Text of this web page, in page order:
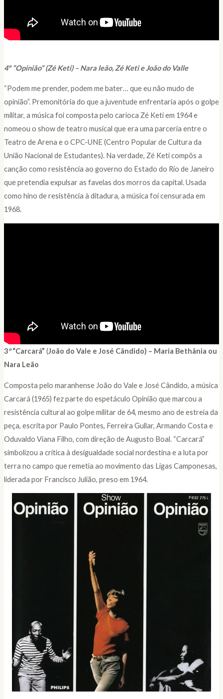
4º“Opinião” (Zé Keti) – Nara leão, Zé Keti e João do Valle
“Podem me prender, podem me bater… que eu não mudo de
opinião”. Premonitória do que a juventude enfrentaria após o golpe
militar, a música foi composta pelo carioca Zé Keti em 1964 e
nomeou o show de teatro musical que era uma parceria entre o
Teatro de Arena e o CPC-UNE (Centro Popular de Cultura da
União Nacional de Estudantes). Na verdade, Zé Keti compôs a
canção como resistência ao governo do Estado do Rio de Janeiro
que pretendia expulsar as favelas dos morros da capital. Usada
como hino de resistência à ditadura, a música foi censurada em
1968.
3º “Carcará” (João do Vale e José Cândido) – Maria Bethânia ou
Nara Leão
Composta pelo maranhense João do Vale e José Cândido, a música
Carcará (1965) fez parte do espetáculo Opinião que marcou a
resistência cultural ao golpe militar de 64, mesmo ano de estreia da
peça, escrita por Paulo Pontes, Ferreira Gullar, Armando Costa e
Oduvaldo Viana Filho, com direção de Augusto Boal. “Carcará”
simbolizou a crítica à desigualdade social nordestina e a luta por
terra no campo que remetia ao movimento das Ligas Camponesas,
liderada por Francisco Julião, preso em 1964.